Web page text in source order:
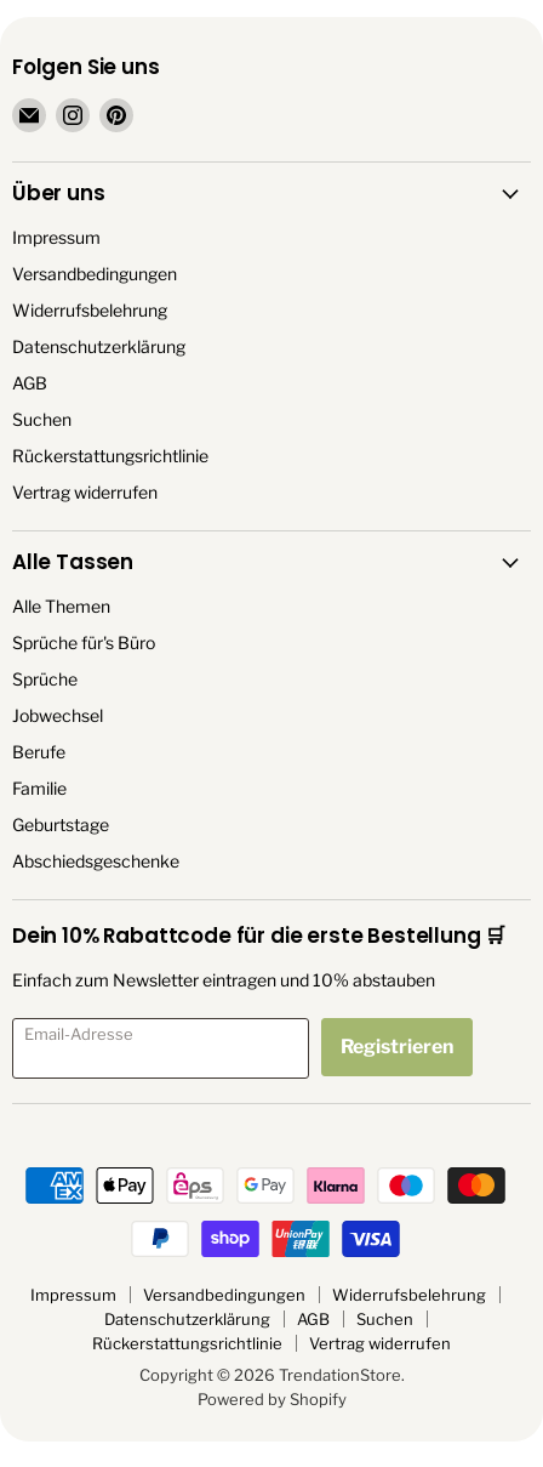
Folgen Sie uns
Email
TrendationStore
Finden
Sie
uns
auf
Finden
uns
Über uns
Impressum
Versandbedingungen
Widerrufsbelehrung
Datenschutzerklärung
AGB
Suchen
Rückerstattungsrichtlinie
Vertrag widerrufen
Alle Tassen
Alle Themen
Sprüche für's Büro
Sprüche
Jobwechsel
Berufe
Familie
Geburtstage
Abschiedsgeschenke
Dein 10% Rabattcode für die erste Bestellung 🛒
Einfach zum Newsletter eintragen und 10% abstauben
Email-Adresse
Registrieren
Impressum Versandbedingungen
Widerrufsbelehrung
Datenschutzerklärung
AGB
Suchen
Rückerstattungsrichtlinie
Vertrag widerrufen
Copyright © 2026 TrendationStore.
Powered by Shopify